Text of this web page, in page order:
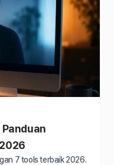
7 tools terbaik 2026.